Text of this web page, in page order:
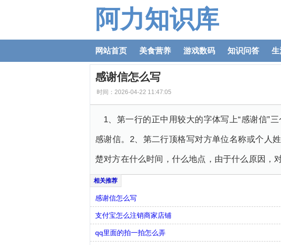
阿力知识库
网站首页 美食营养 游戏数码 知识问答 生
感谢信怎么写
时间：2026-04-22 11:47:05
1、第一行的正中用较大的字体写上“感谢信”
感谢信。2、第二行顶格写对方单位名称或个人
楚对方在什么时间，什么地点，由于什么原因，
感谢信怎么写
支付宝怎么注销商家店铺
qq里面的拍一拍怎么弄